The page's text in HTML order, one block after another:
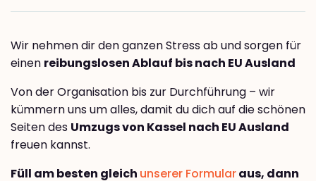
Wir nehmen dir den ganzen Stress ab und sorgen für
einen reibungslosen Ablauf bis nach EU Ausland
Von der Organisation bis zur Durchführung – wir
kümmern uns um alles, damit du dich auf die schönen
Seiten des Umzugs von Kassel nach EU Ausland
freuen kannst.
Füll am besten gleich unserer Formularaus, dann